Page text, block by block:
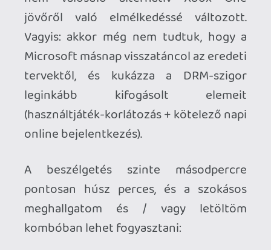
A beszélgetés szinte másodpercre
pontosan húsz perces, és a szokásos
meghallgatom és / vagy letöltöm
kombóban lehet fogyasztani:
Letöltés: Gamer365 podcast: Xbox One
jelentkezned!
FredPerry 2013.06.26 11:46:30 #0a3mg
Az, hogy a PS4 előbb lesz itthon nem azt
jelenti, hogy mindenki azt is fogja